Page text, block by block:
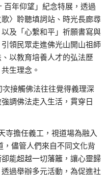
百年仰望」紀念特展，透過
〉聆聽填詞站、時光長廊尋
及「心繫和平」祈願書寫與
領民眾走進佛光山開山祖師
以教育培養人才的弘法歷
生理念。
接觸佛法往往覺得義理深
調佛法走入生活，貫穿日
寺擔任義工，視道場為融入
儘管人們來自不同文化背
能超越一切藩籬，讓心靈歸
過舉辦多元活動，為促進社